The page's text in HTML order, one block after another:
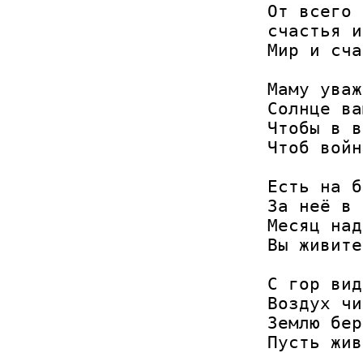
От всего
счастья
Мир и
Маму
Солнце
Чтобы в
Чтоб
Есть на
За неё в
Месяц
Вы
С гор
Воздух
Землю
Пусть